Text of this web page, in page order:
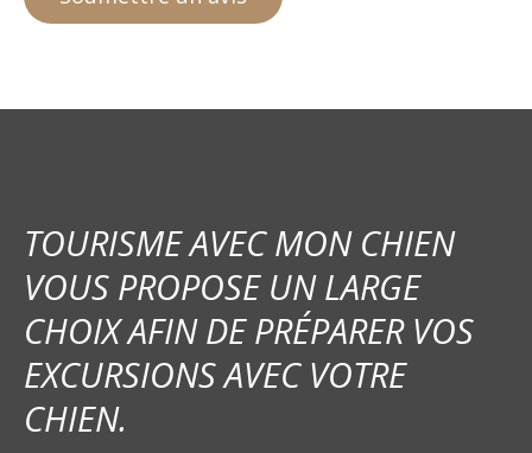
TOURISME AVEC MON CHIEN
VOUS PROPOSE UN LARGE
CHOIX AFIN DE PRÉPARER VOS
EXCURSIONS AVEC VOTRE
CHIEN.